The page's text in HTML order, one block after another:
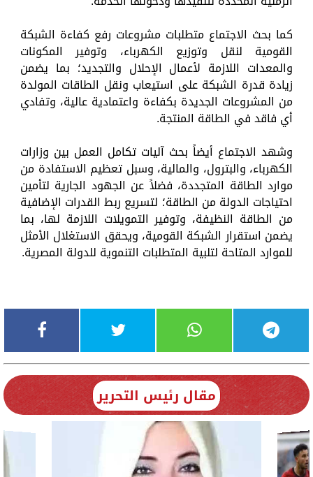
كما بحث الاجتماع متطلبات مشروعات رفع كفاءة الشبكة
القومية لنقل وتوزيع الكهرباء، وتوفير المكونات
والمعدات اللازمة لأعمال الإحلال والتجديد؛ بما يضمن
زيادة قدرة الشبكة على استيعاب ونقل الطاقات المولدة
من المشروعات الجديدة بكفاءة واعتمادية عالية، وتفادي
أي فاقد في الطاقة المنتجة.
وشهد الاجتماع أيضاً بحث آليات تكامل العمل بين وزارات
الكهرباء، والبترول، والمالية، وسبل تعظيم الاستفادة من
موارد الطاقة المتجددة، فضلاً عن الجهود الجارية لتأمين
احتياجات الدولة من الطاقة؛ لتسريع ربط القدرات الإضافية
من الطاقة النظيفة، وتوفير التمويلات اللازمة لها، بما
يضمن استقرار الشبكة القومية، ويحقق الاستغلال الأمثل
للموارد المتاحة لتلبية المتطلبات التنموية للدولة المصرية.
مقال رئيس التحرير